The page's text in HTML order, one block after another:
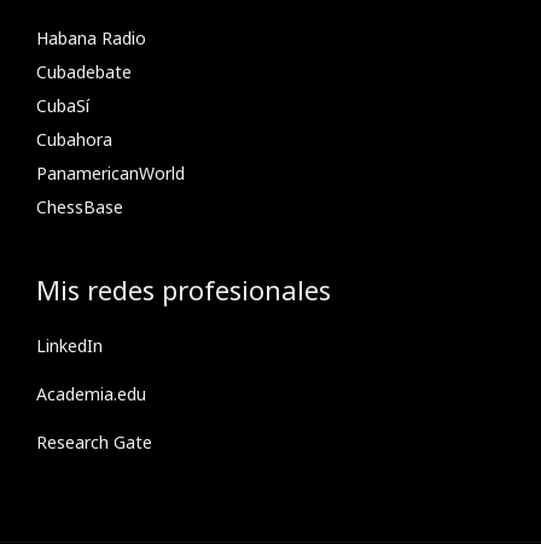
Habana Radio
Cubadebate
CubaSí
Cubahora
PanamericanWorld
ChessBase
Mis redes profesionales
LinkedIn
Academia.edu
Research Gate